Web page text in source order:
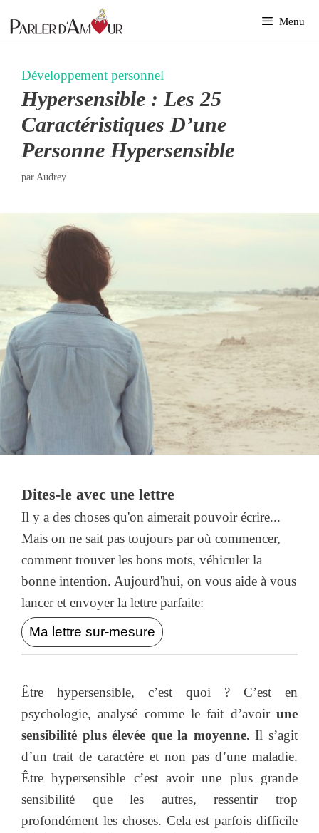
au
Menu
Développement personnel
Hypersensible : Les 25
Caractéristiques D’une
Personne Hypersensible
par Audrey
Dites-le avec une lettre
Il y a des choses qu'on aimerait pouvoir écrire...
Mais on ne sait pas toujours par où commencer,
comment trouver les bons mots, véhiculer la
bonne intention. Aujourd'hui, on vous aide à vous
lancer et envoyer la lettre parfaite:
Ma lettre sur-mesure
Être hypersensible, c’est quoi ? C’est en
psychologie, analysé comme le fait d’avoir une
sensibilité plus élevée que la moyenne.Il s’agit
d’un trait de caractère et non pas d’une maladie.
Être hypersensible c’est avoir une plus grande
sensibilité que les autres, ressentir trop
profondément les choses. Cela est parfois difficile